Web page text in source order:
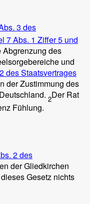
3 des
7Abs. 1 Ziffer 5 und
des
und
des Staatsvertrages
der Zustimmung des
2Der Rat
Fühlung.
2 des
der Gliedkirchen
Gesetz nichts